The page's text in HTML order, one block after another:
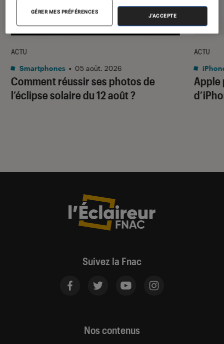
Comment réussir ses photos de
l’éclipse solaire du 12 août ?
ACTU
Smartphones • 05 août. 2026
Apple
ACTU
Suivez la Fnac
Nos contenus
GÉRER MES PRÉFÉRENCES
J'ACCEPTE